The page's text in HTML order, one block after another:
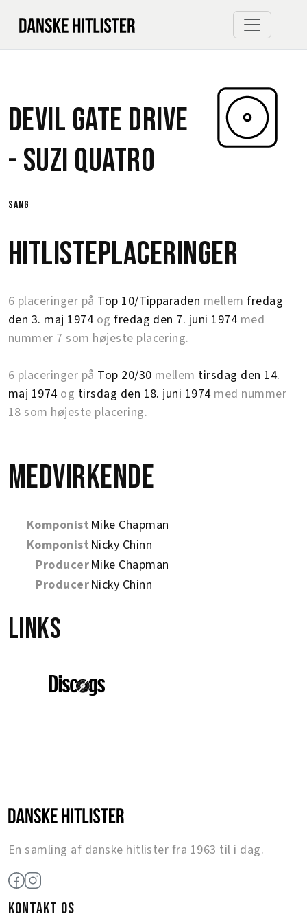
Devil Gate Drive
-Suzi Quatro
sang
Hitlisteplaceringer
6 placeringer på Top 10/Tipparaden mellemfredag
den 3. maj 1974 ogfredag den 7. juni 1974 med
nummer 7 som højeste placering.
6 placeringer på Top 20/30 mellem tirsdag den 14.
maj 1974 og tirsdag den 18. juni 1974 med nummer
18 som højeste placering.
Medvirkende
Komponist Mike Chapman
Komponist Nicky Chinn
ProducerMike Chapman
ProducerNicky Chinn
Links
En samling af danske hitlister fra 1963 til i dag.
KONTAKT OS